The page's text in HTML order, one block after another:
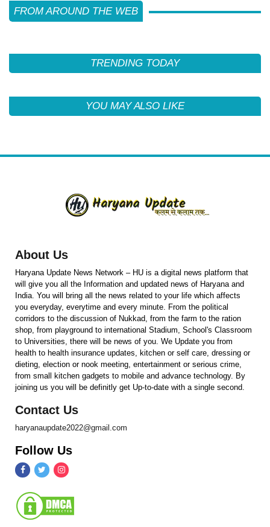
FROM AROUND THE WEB
TRENDING TODAY
YOU MAY ALSO LIKE
About Us
Haryana Update News Network – HU is a digital news platform that
will give you all the Information and updated news of Haryana and
India. You will bring all the news related to your life which affects
you everyday, everytime and every minute. From the political
corridors to the discussion of Nukkad, from the farm to the ration
shop, from playground to international Stadium, School's Classroom
to Universities, there will be news of you. We Update you from
health to health insurance updates, kitchen or self care, dressing or
dieting, election or nook meeting, entertainment or serious crime,
from small kitchen gadgets to mobile and advance technology. By
joining us you will be definitly get Up-to-date with a single second.
Contact Us
haryanaupdate2022@gmail.com
Follow Us